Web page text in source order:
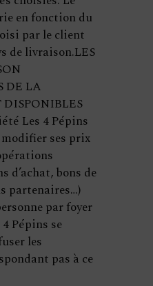
en fonction du
par le client
de livraison.LES
DE LA
Les 4 Pépins
ses prix
d’achat, bons de
partenaires…)
par foyer
Pépins se
les
pas à ce